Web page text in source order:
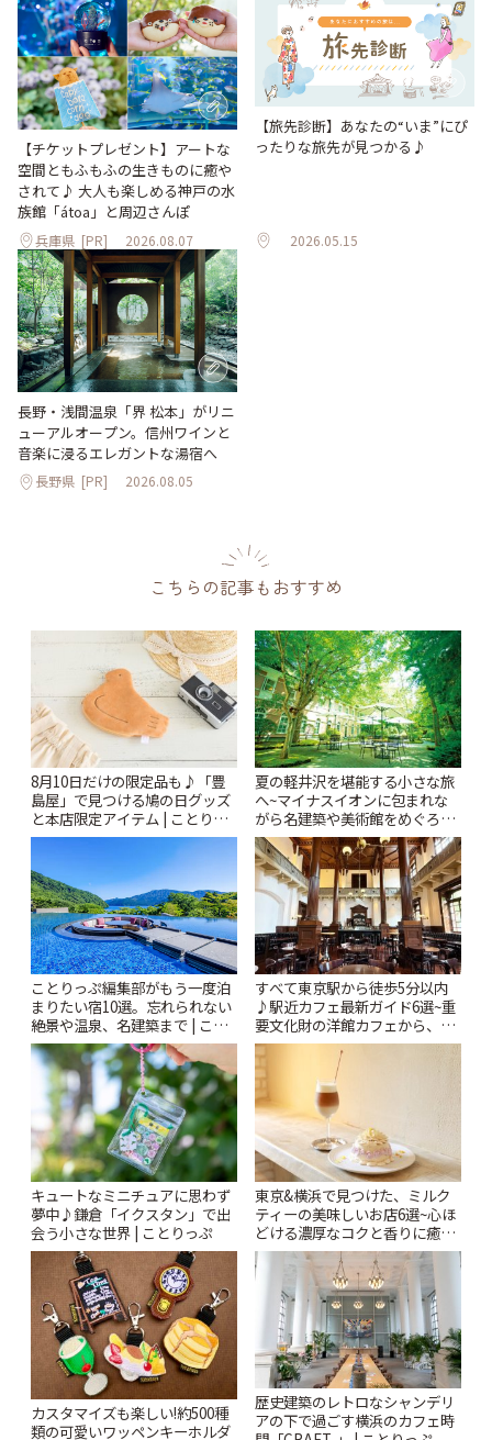
【チケットプレゼント】アートな
空間ともふもふの生きものに癒や
されて♪ 大人も楽しめる神戸の水
族館「átoa」と周辺さんぽ
兵庫県 [PR] 2026.08.07
【旅先診断】あなたの“いま”にぴ
ったりな旅先が見つかる♪
2026.05.15
長野・浅間温泉「界 松本」がリニ
ューアルオープン。信州ワインと
音楽に浸るエレガントな湯宿へ
長野県 [PR] 2026.08.05
こちらの記事もおすすめ
8月10日だけの限定品も♪「豊
島屋」で見つける鳩の日グッズ
と本店限定アイテム | ことりっ
ぷ
夏の軽井沢を堪能する小さな旅
へ~マイナスイオンに包まれな
がら名建築や美術館をめぐろう
~ | ことりっぷ
ことりっぷ編集部がもう一度泊
まりたい宿10選。忘れられない
絶景や温泉、名建築まで | こと
りっぷ
すべて東京駅から徒歩5分以内
♪駅近カフェ最新ガイド6選~重
要文化財の洋館カフェから、改
札すぐのレトロ喫茶まで~ | こと
りっぷ
キュートなミニチュアに思わず
夢中♪鎌倉「イクスタン」で出
会う小さな世界 | ことりっぷ
東京&横浜で見つけた、ミルク
ティーの美味しいお店6選~心ほ
どける濃厚なコクと香りに癒や
されるティータイム~ | ことりっ
ぷ
カスタマイズも楽しい!約500種
類の可愛いワッペンキーホルダ
歴史建築のレトロなシャンデリ
アの下で過ごす横浜のカフェ時